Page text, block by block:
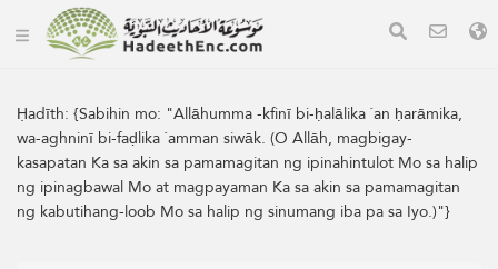
Ḥadīth:{Sabihin mo: "Allāhumma -­kfinī bi-ḥalālika `an ḥarāmika,
wa-aghninī bi-faḍlika `amman siwāk. (O Allāh, magbigay-
kasapatan Ka sa akin sa pamamagitan ng ipinahintulot Mo sa halip
ng ipinagbawal Mo at magpayaman Ka sa akin sa pamamagitan
ng kabutihang-loob Mo sa halip ng sinumang iba pa sa Iyo.)"}